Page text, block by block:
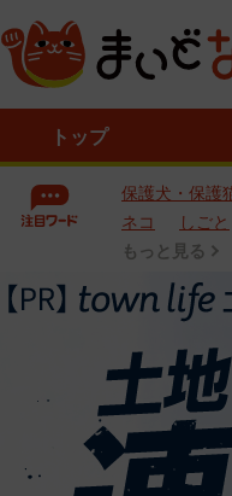
トップ
保護犬・保護
ネコ
しごと
もっと見る